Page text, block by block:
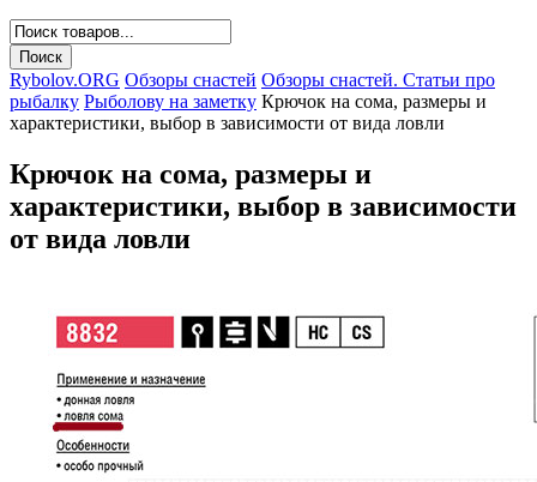
Rybolov.ORG Обзоры снастей Обзоры снастей. Статьи про
рыбалку Рыболову на заметку Крючок на сома, размеры и
характеристики, выбор в зависимости от вида ловли
Крючок на сома, размеры и
характеристики, выбор в зависимости
от вида ловли